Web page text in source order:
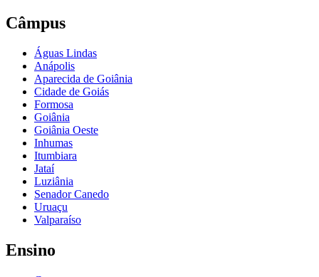
Câmpus
Águas Lindas
Anápolis
Aparecida de Goiânia
Cidade de Goiás
Formosa
Goiânia
Goiânia Oeste
Inhumas
Itumbiara
Jataí
Luziânia
Senador Canedo
Uruaçu
Valparaíso
Ensino